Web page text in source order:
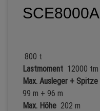
SCE8000A
800 t
Lastmoment 12000 tm
Max. Ausleger + Spitze
99 m + 96 m
Max. Höhe 202 m